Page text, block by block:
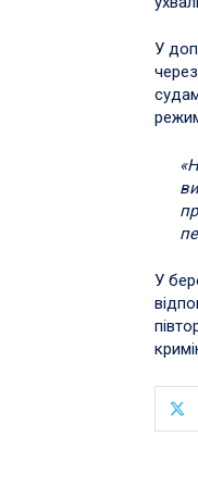
У
У